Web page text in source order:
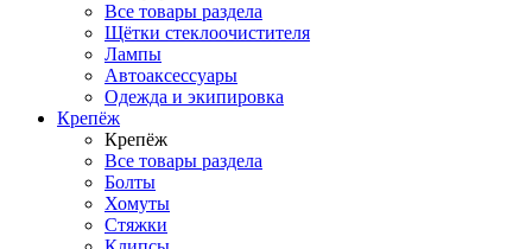
Все товары раздела
Щётки стеклоочистителя
Лампы
Автоаксессуары
Одежда и экипировка
Крепёж
Крепёж
Все товары раздела
Болты
Хомуты
Стяжки